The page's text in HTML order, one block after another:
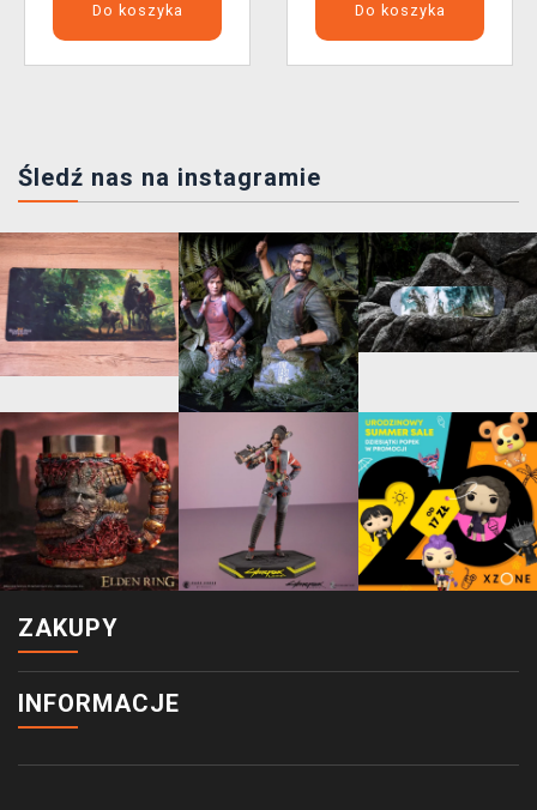
Do koszyka Do koszyka
Śledź nas na instagramie
ZAKUPY
INFORMACJE